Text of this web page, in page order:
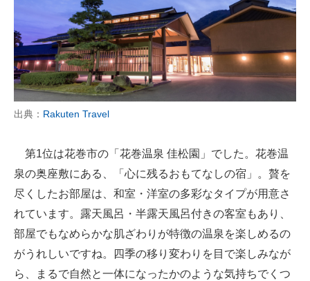
出典： Rakuten Travel
第1位は花巻市の「花巻温泉 佳松園」でした。花巻温
泉の奥座敷にある、「心に残るおもてなしの宿」。贅を
尽くしたお部屋は、和室・洋室の多彩なタイプが用意さ
れています。露天風呂・半露天風呂付きの客室もあり、
部屋でもなめらかな肌ざわりが特徴の温泉を楽しめるの
がうれしいですね。四季の移り変わりを目で楽しみなが
ら、まるで自然と一体になったかのような気持ちでくつ